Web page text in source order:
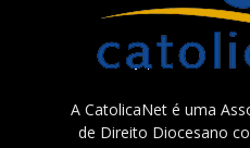
A CatolicaNet é uma
de Direito Diocesano